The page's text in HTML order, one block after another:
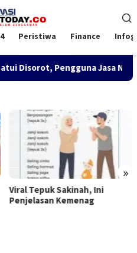
Peristiwa Finance
Disorot, Pengguna Jasa Nilai
»
Viral Tepuk Sakinah, Ini
Penjelasan Kemenag